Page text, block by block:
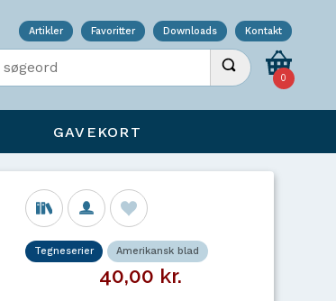
Artikler Favoritter Downloads Kontakt
søgeord Udfør søgning
0
GAVEKORT
Tegneserier Amerikansk blad
40,00 kr.